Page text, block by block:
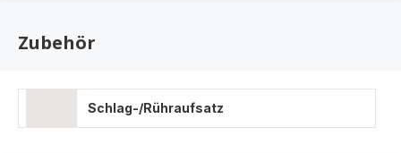
Zubehör
Schlag-/Rühraufsatz